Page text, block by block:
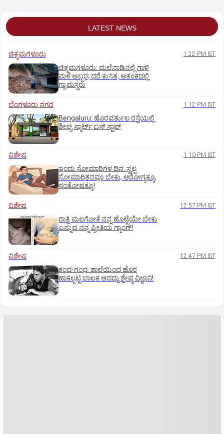
LATEST NEWS
ಚಿಕ್ಕಮಗಳೂರು 1:22 PM IST
ಚಿಕ್ಕಮಗಳೂರು: ಮಲೆನಾಡಿನಲ್ಲಿ ಗಾಳಿ
ಮಳೆ ಅಬ್ಬರ; ಧರೆ ಕುಸಿತ, ಆತಂಕದಲ್ಲಿ
ಗ್ರಾಮಸ್ಥರು
ಬೆಂಗಳೂರು ನಗರ 1:12 PM IST
Bengaluru: ಹೊರವರ್ತುಲ ರಸ್ತೆಯಲ್ಲಿ
ಶೀಘ್ರ ಸ್ಮಾರ್ಟ್‌ ಬಸ್‌ ಸ್ಟಾಪ್‌
ವಿಶೇಷ 1:10 PM IST
ಇಂದು ಸೋಮಾರಿಗಳ ದಿನ: ಸ್ವಲ್ಪ
ಸೋಮಾರಿತನವೂ ಬೇಕು, ಆರೋಗ್ಯಕ್ಕೂ,
ಸಂತೋಷಕ್ಕೂ!
ವಿಶೇಷ 12:57 PM IST
ರಾತ್ರಿ ಮಲಗೋಕೆ ನನ್ನ ಹೊಟ್ಟೆಯೇ ಬೇಕು
ಎನ್ನುವ ನನ್ನ ಪ್ರೀತಿಯ ಗ್ಯಾಂಗ್!
ವಿಶೇಷ 12:47 PM IST
ಕಂದ-ಗಂಧ: ಶಾಲೆಯಿಂದ ಹೊರ
ಹಾಕಲ್ಪಟ್ಟ ಬಾಲಕ ಆದದ್ದು ಶ್ರೇಷ್ಠ ವಿಜ್ಞಾನಿ!